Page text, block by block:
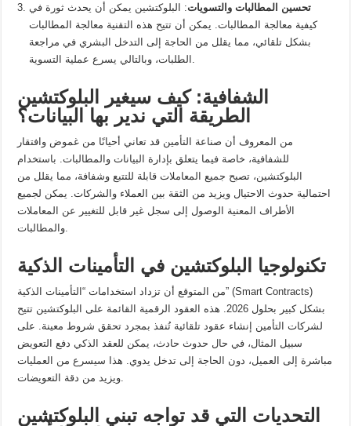
تحسين المطالبات والتسويات: البلوكتشين يمكن أن يحدث ثورة في
كيفية معالجة المطالبات. يمكن أن تتيح هذه التقنية معالجة المطالبات
بشكل تلقائي، مما يقلل من الحاجة إلى التدخل البشري في مراجعة
الطلبات، وبالتالي يسرع عملية التسوية.
الشفافية: كيف سيغير البلوكتشين
الطريقة التي ندير بها البيانات؟
من المعروف أن صناعة التأمين قد تعاني أحيانًا من غموض وافتقار
للشفافية، خاصة فيما يتعلق بإدارة البيانات والمطالبات. باستخدام
البلوكتشين، تصبح جميع المعاملات قابلة للتتبع وشفافة، مما يقلل من
احتمالية حدوث الاحتيال ويزيد من الثقة بين العملاء والشركات. يمكن لجميع
الأطراف المعنية الوصول إلى سجل غير قابل للتغيير عن المعاملات
والمطالبات.
تكنولوجيا البلوكتشين في التأمينات الذكية
من المتوقع أن تزداد استخدامات “التأمينات الذكية” (Smart Contracts)
بشكل كبير بحلول 2026. هذه العقود الرقمية القائمة على البلوكتشين تتيح
لشركات التأمين إنشاء عقود تلقائية تُنفذ بمجرد تحقق شروط معينة. على
سبيل المثال، في حال حدوث حادث، يمكن للعقد الذكي دفع التعويض
مباشرة إلى العميل، دون الحاجة إلى تدخل يدوي. هذا سيسرع من العمليات
ويزيد من دقة التعويضات.
التحديات التي قد تواجه تبني البلوكتشين